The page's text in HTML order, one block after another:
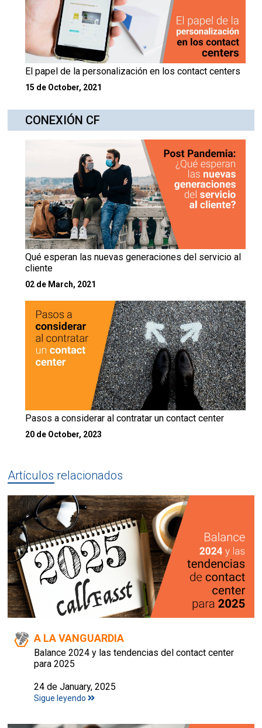
El papel de la personalización en los contact centers
15 de October, 2021
CONEXIÓN CF
Qué esperan las nuevas generaciones del servicio al
cliente
02 de March, 2021
Pasos a considerar al contratar un contact center
20 de October, 2023
Artículos relacionados
A LA VANGUARDIA
Balance 2024 y las tendencias del contact center
para 2025
24 de January, 2025
Sigue leyendo